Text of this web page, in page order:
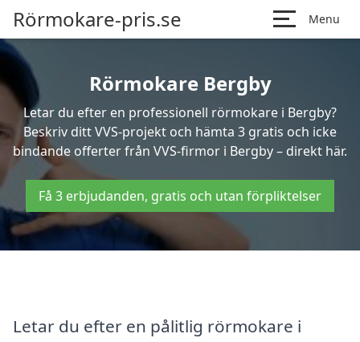
Rörmokare-pris.se Menu
Rörmokare Bergby
Letar du efter en professionell rörmokare i Bergby?
Beskriv ditt VVS-projekt och hämta 3 gratis och icke
bindande offerter från VVS-firmor i Bergby – direkt här.
Få 3 erbjudanden, gratis och utan förpliktelser
Letar du efter en pålitlig rörmokare i